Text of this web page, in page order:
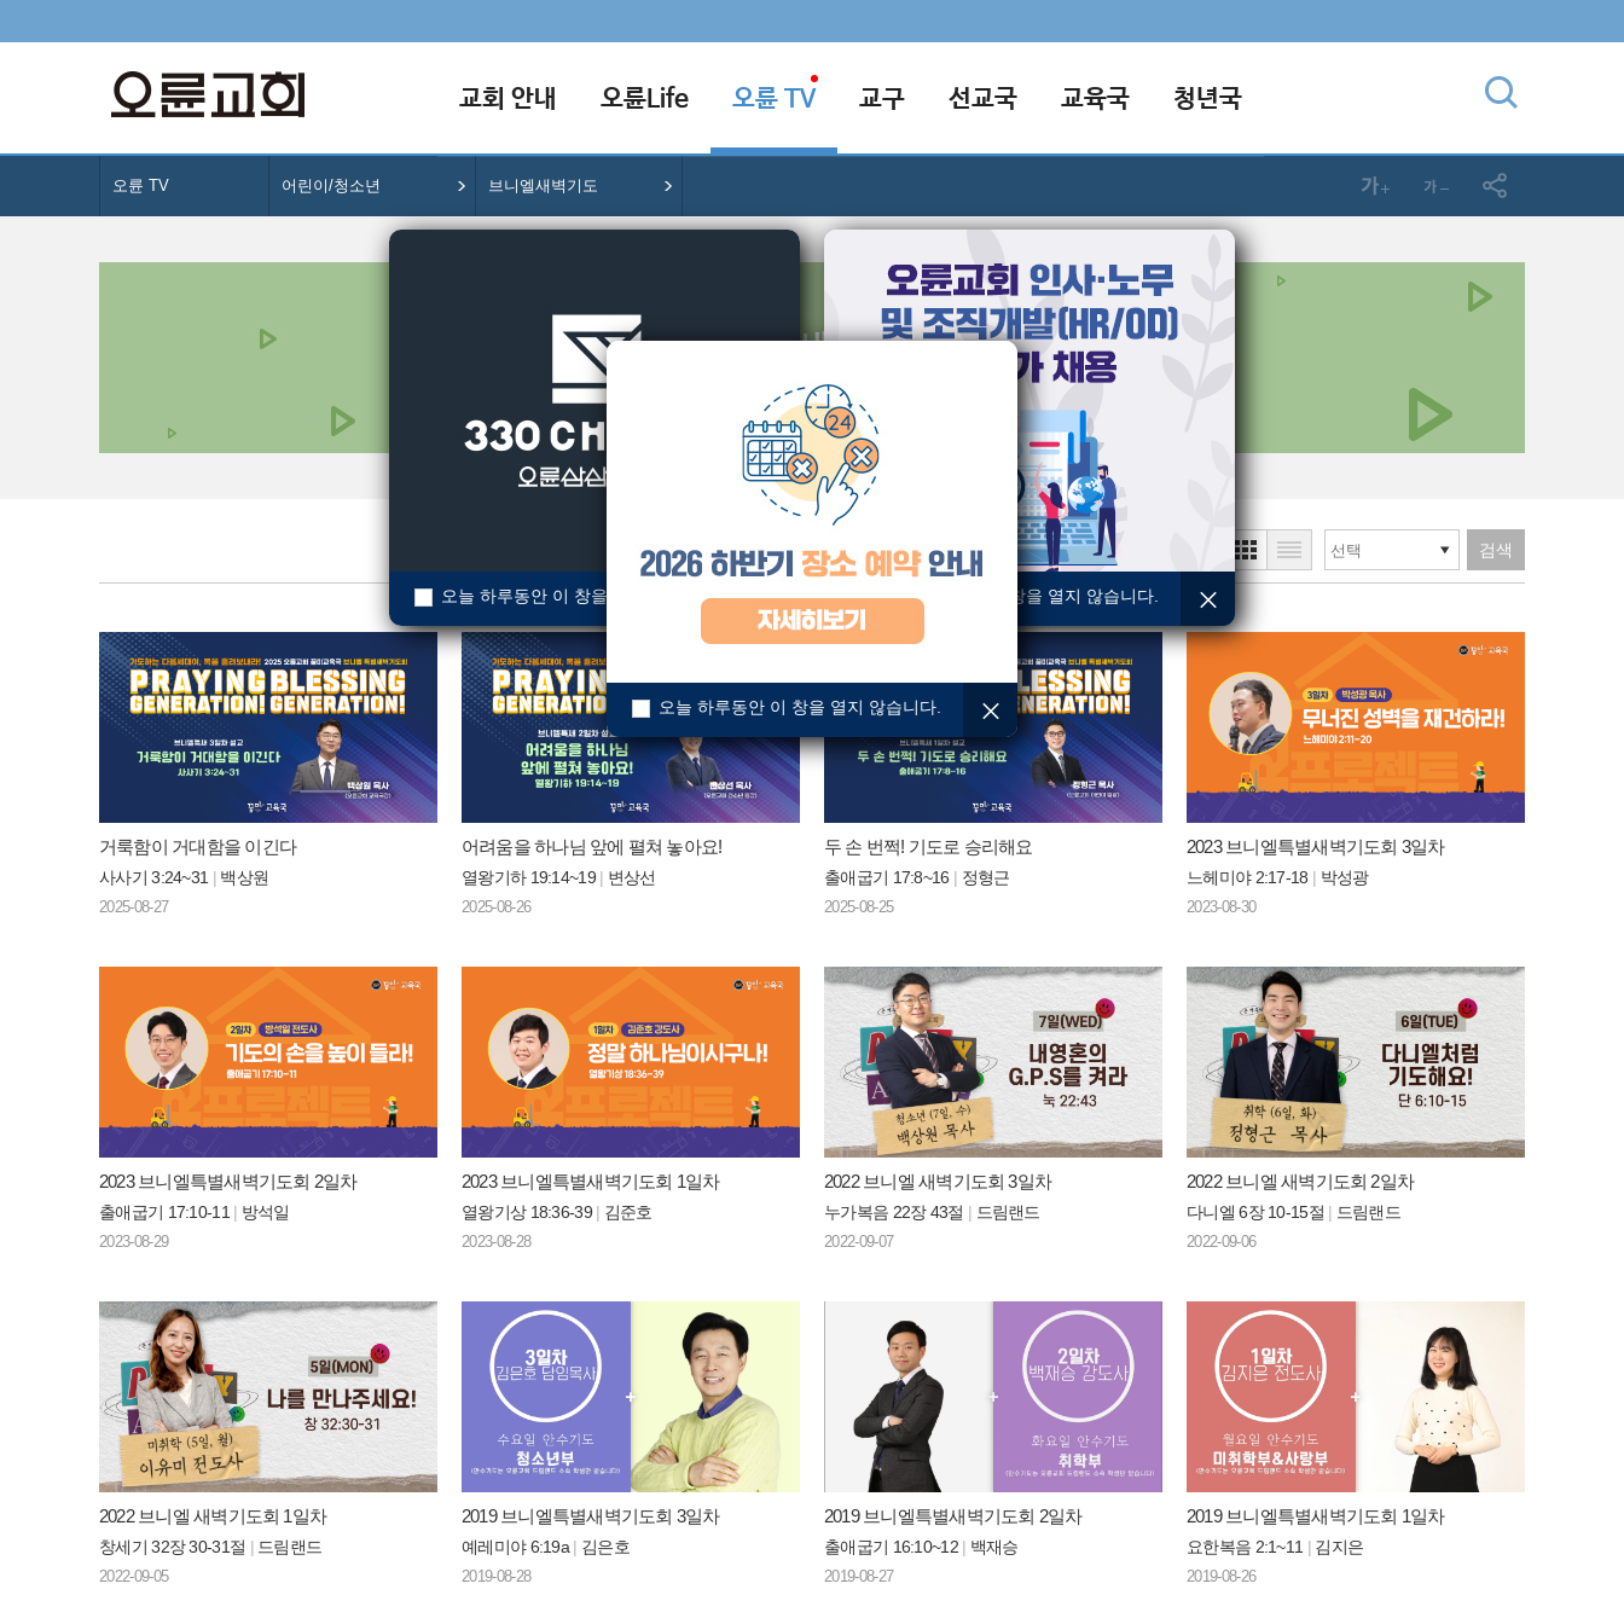
교회 안내 오륜Life 오륜 TV 교구 선교국 교육국 청년국
오륜 TV 어린이/청소년 브니엘새벽기도
브니엘새벽기도
검색
거룩함이 거대함을 이긴다
사사기 3:24~31 |백상원
2025-08-27
어려움을 하나님 앞에 펼쳐 놓아요!
열왕기하 19:14~19 | 변상선
2025-08-26
두 손 번쩍! 기도로 승리해요
출애굽기 17:8~16 | 정형근
2025-08-25
2023 브니엘특별새벽기도회 3일차
느헤미야 2:17-18 | 박성광
2023-08-30
2023 브니엘특별새벽기도회 2일차
출애굽기 17:10-11 | 방석일
2023-08-29
2023 브니엘특별새벽기도회 1일차
열왕기상 18:36-39 | 김준호
2023-08-28
2022 브니엘 새벽기도회 3일차
누가복음 22장 43절 | 드림랜드
2022-09-07
2022 브니엘 새벽기도회 2일차
다니엘 6장 10-15절 | 드림랜드
2022-09-06
2022 브니엘 새벽기도회 1일차
창세기 32장 30-31절 |드림랜드
2022-09-05
2019 브니엘특별새벽기도회 3일차
예레미야 6:19a | 김은호
2019-08-28
2019 브니엘특별새벽기도회 2일차
출애굽기 16:10~12 | 백재승
2019-08-27
2019 브니엘특별새벽기도회 1일차
요한복음 2:1~11 |김지은
2019-08-26
오늘 하루동안 이 창을 열지 않습니다. 오늘 하루동안 이 창을 열지 않습니다.
오늘 하루동안 이 창을 열지 않습니다.